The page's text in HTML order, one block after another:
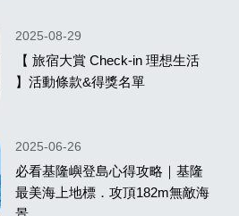
2025-08-29
【 旅宿大賞 Check‑in 理想生活
】活動條款&得獎名單
2025-06-26
必看基隆嶼登島心得攻略｜基隆
最美海上地標．攻頂182m無敵海